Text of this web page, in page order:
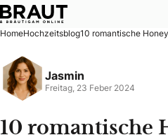
10 romantische Honeymoon
HomeHochzeitsblog10 romantische
Jasmin
Freitag, 23 Feber 2024
10 romantische